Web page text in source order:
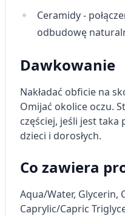
Ceramidy-
odbudowę
Dawkowanie
Nakładać obficie na
Omijać okolice oczu.
częściej, jeśli jest
dzieci i dorosłych.
Co zawiera
Aqua/Water, Glycerin,
Caprylic/Capric
spersonalizowanych
Pomiar efektywności
Pomiar efektywności
Rozumienie odbiorców
kombinacji danych z
Rozwój i ulepszanie
Wykorzystywanie
Funkcje specjalne IAB:
Użycie dokładnych
geolokalizacyjnych